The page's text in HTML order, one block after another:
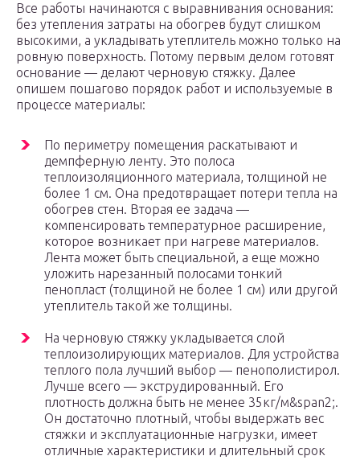
Все работы начинаются с выравнивания основания:
без утепления затраты на обогрев будут слишком
высокими, а укладывать утеплитель можно только на
ровную поверхность. Потому первым делом готовят
основание — делают черновую стяжку. Далее
опишем пошагово порядок работ и используемые в
процессе материалы:
По периметру помещения раскатывают и
демпферную ленту. Это полоса
теплоизоляционного материала, толщиной не
более 1 см. Она предотвращает потери тепла на
обогрев стен. Вторая ее задача —
компенсировать температурное расширение,
которое возникает при нагреве материалов.
Лента может быть специальной, а еще можно
уложить нарезанный полосами тонкий
пенопласт (толщиной не более 1 см) или другой
утеплитель такой же толщины.
На черновую стяжку укладывается слой
теплоизолирующих материалов. Для устройства
теплого пола лучший выбор — пенополистирол.
Лучше всего — экструдированный. Его
плотность должна быть не менее 35кг/м&span2;.
Он достаточно плотный, чтобы выдержать вес
стяжки и эксплуатационные нагрузки, имеет
отличные характеристики и длительный срок